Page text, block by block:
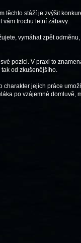
těchto stáží je zvýšit
vám trochu letní zábavy.
vymáhat zpět
pozici. V praxi to
od zkušenějšího.
jejich práce
po vzájemné domluvě,